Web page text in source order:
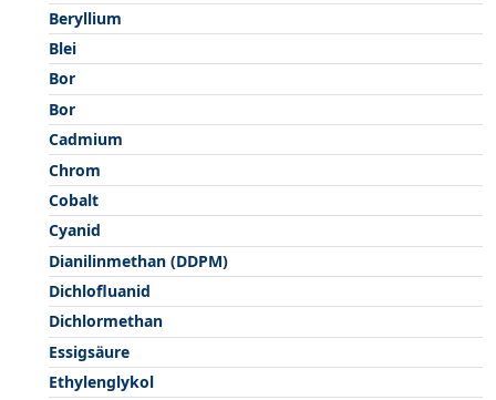
Beryllium
Blei
Bor
Bor
Cadmium
Chrom
Cobalt
Cyanid
Dianilinmethan (DDPM)
Dichlofluanid
Dichlormethan
Essigsäure
Ethylenglykol